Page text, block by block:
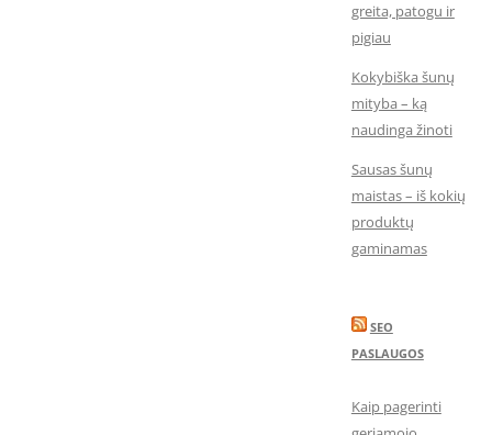
greita, patogu ir
pigiau
Kokybiška šunų
mityba – ką
naudinga žinoti
Sausas šunų
maistas – iš kokių
produktų
gaminamas
SEO
PASLAUGOS
Kaip pagerinti